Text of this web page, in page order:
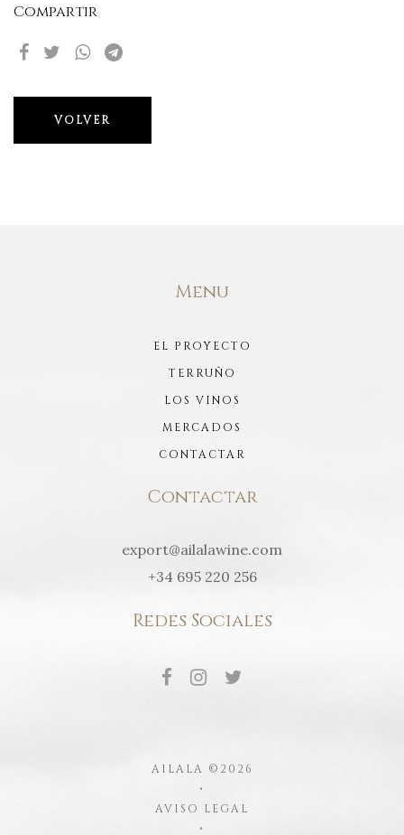
Compartir
VOLVER
Menu
EL PROYECTO
TERRUÑO
LOS VINOS
MERCADOS
CONTACTAR
Contactar
export@ailalawine.com
+34 695 220 256
Redes Sociales
AILALA ©2026
•
AVISO LEGAL
•